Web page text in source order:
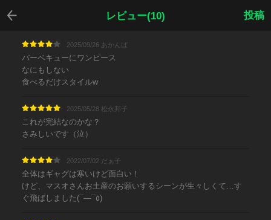
レビュー(10)
戻る
投稿
2025/09/26 あかんば
バーベキューにワンピース
なにもしない
食べるだけスタイルw
2025/05/28 松永邦子
これが完結なのかな？
さみしいです（泣）
2022/07/02 だぁ子
全体はギャグは寒いけど面白い！
けど、マスオさんお土産のお願いするシーンが生々しくて…す
ぐ飛ばしました(¯―¯٥)